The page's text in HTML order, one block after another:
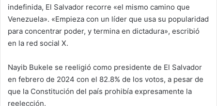
indefinida, El Salvador recorre «el mismo camino que
Venezuela». «Empieza con un líder que usa su popularidad
para concentrar poder, y termina en dictadura», escribió
en la red social X.
Nayib Bukele se reeligió como presidente de El Salvador
en febrero de 2024 con el 82.8% de los votos, a pesar de
que la Constitución del país prohibía expresamente la
reelección.